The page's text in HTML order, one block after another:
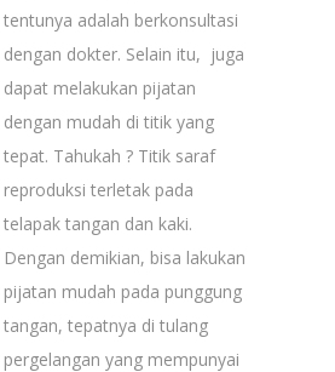
tentunya adalah berkonsultasi
dengan dokter. Selain itu, juga
dapat melakukan pijatan
dengan mudah di titik yang
tepat. Tahukah ? Titik saraf
reproduksi terletak pada
telapak tangan dan kaki.
Dengan demikian, bisa lakukan
pijatan mudah pada punggung
tangan, tepatnya di tulang
pergelangan yang mempunyai